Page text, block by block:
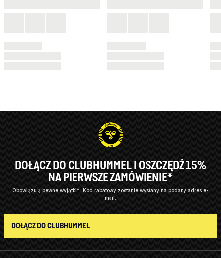
DOŁĄCZ DO CLUBHUMMEL I OSZCZĘDŹ 15%
NA PIERWSZE ZAMÓWIENIE*
Obowiązują pewne wyjątki* Kod rabatowy zostanie wysłany na podany adres e-
mail.
DOŁĄCZ DO CLUBHUMMEL